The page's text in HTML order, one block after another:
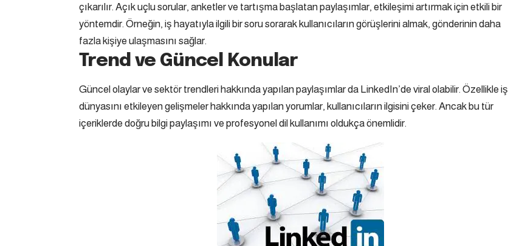
çıkarılır. Açık uçlu sorular, anketler ve tartışma başlatan paylaşımlar, etkileşimi artırmak için etkili bir
yöntemdir. Örneğin, iş hayatıyla ilgili bir soru sorarak kullanıcıların görüşlerini almak, gönderinin daha
fazla kişiye ulaşmasını sağlar.
Trend ve Güncel Konular
Güncel olaylar ve sektör trendleri hakkında yapılan paylaşımlar da LinkedIn’de viral olabilir. Özellikle iş
dünyasını etkileyen gelişmeler hakkında yapılan yorumlar, kullanıcıların ilgisini çeker. Ancak bu tür
içeriklerde doğru bilgi paylaşımı ve profesyonel dil kullanımı oldukça önemlidir.